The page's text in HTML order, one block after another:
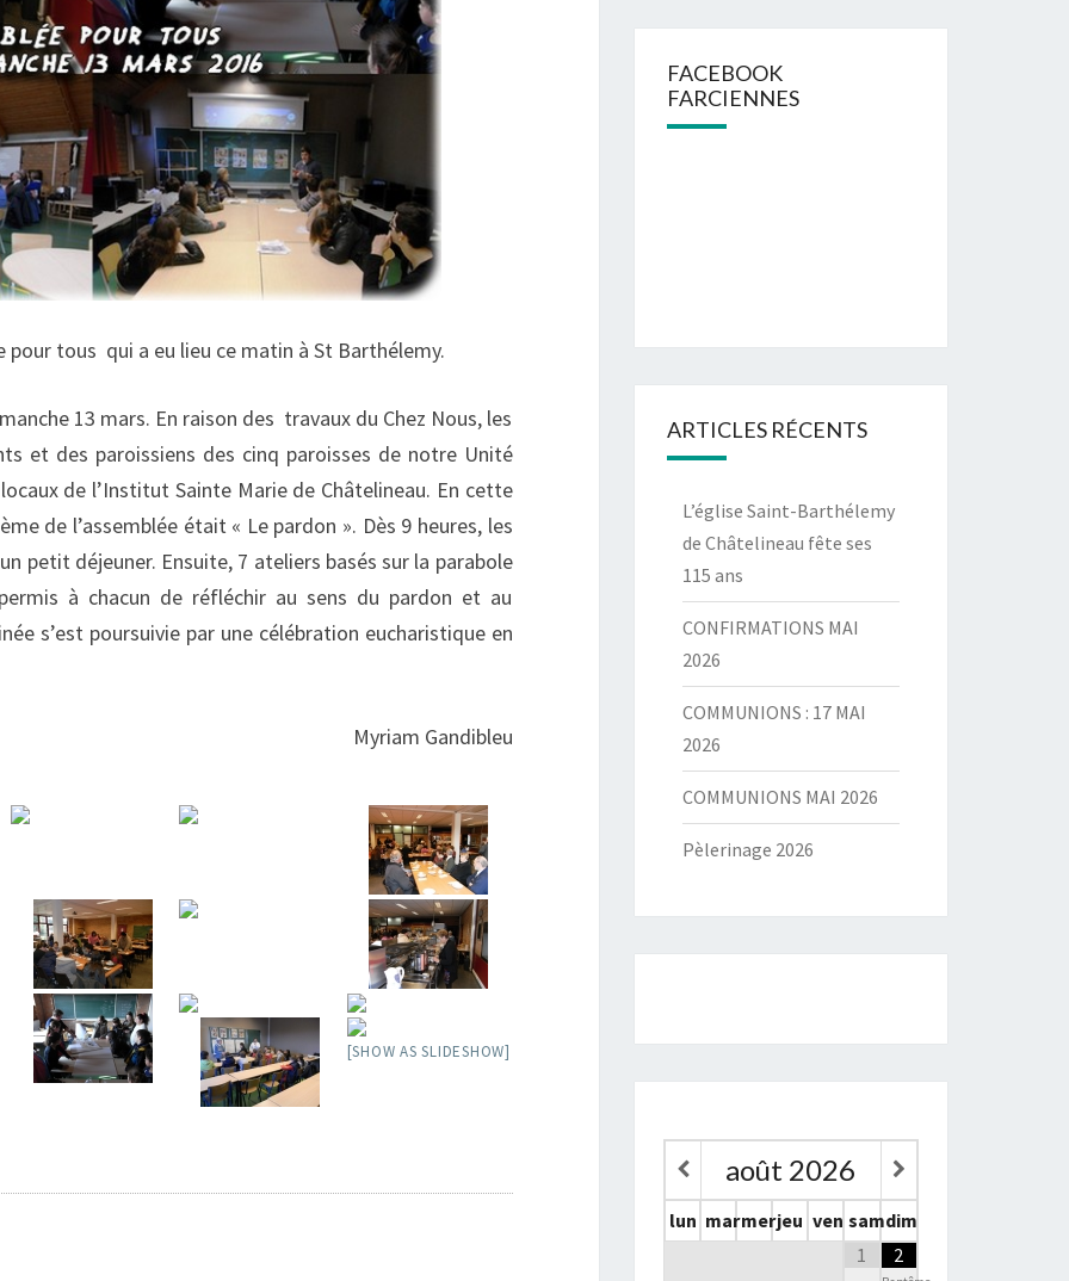
pour tous qui a eu lieu ce matin à St Barthélemy.
13 mars. En raison des travaux du Chez Nous, les
et des paroissiens des cinq paroisses de notre Unité
de l’Institut Sainte Marie de Châtelineau. En cette
de l’assemblée était « Le pardon ». Dès 9 heures, les
petit déjeuner. Ensuite, 7 ateliers basés sur la parabole
à chacun de réfléchir au sens du pardon et au
s’est poursuivie par une célébration eucharistique en
Myriam Gandibleu
[SHOW AS SLIDESHOW]
FACEBOOK
FARCIENNES
ARTICLES RÉCENTS
L’église Saint-Barthélemy
de Châtelineau fête ses
115 ans
CONFIRMATIONS MAI
2026
COMMUNIONS : 17 MAI
2026
COMMUNIONS MAI 2026
Pèlerinage 2026
août 2026
lun marmerjeu ven samdim
1
2